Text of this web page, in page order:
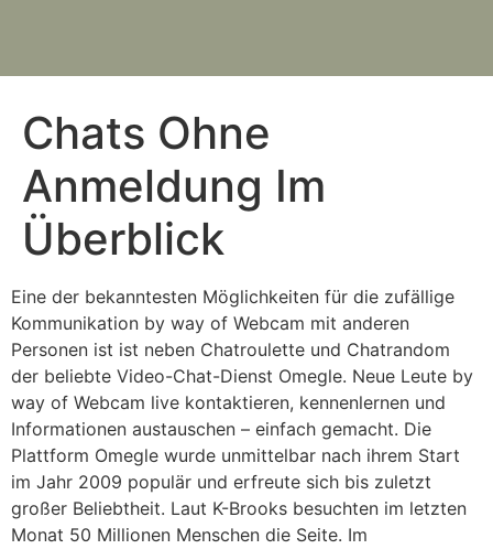
Chats Ohne
Anmeldung Im
Überblick
Eine der bekanntesten Möglichkeiten für die zufällige
Kommunikation by way of Webcam mit anderen
Personen ist ist neben Chatroulette und Chatrandom
der beliebte Video-Chat-Dienst Omegle. Neue Leute by
way of Webcam live kontaktieren, kennenlernen und
Informationen austauschen – einfach gemacht. Die
Plattform Omegle wurde unmittelbar nach ihrem Start
im Jahr 2009 populär und erfreute sich bis zuletzt
großer Beliebtheit. Laut K-Brooks besuchten im letzten
Monat 50 Millionen Menschen die Seite. Im